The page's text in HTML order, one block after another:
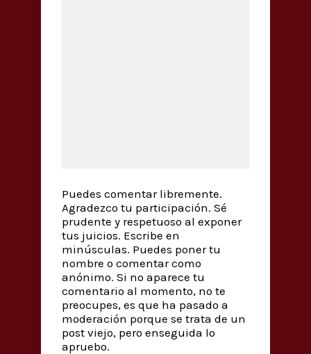
Puedes comentar libremente.
Agradezco tu participación. Sé
prudente y respetuoso al exponer
tus juicios. Escribe en
minúsculas. Puedes poner tu
nombre o comentar como
anónimo. Si no aparece tu
comentario al momento, no te
preocupes, es que ha pasado a
moderación porque se trata de un
post viejo, pero enseguida lo
apruebo.